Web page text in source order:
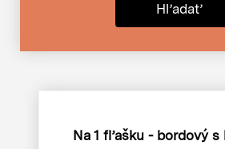
Hľadať
Na 1 fľašku - bordový s